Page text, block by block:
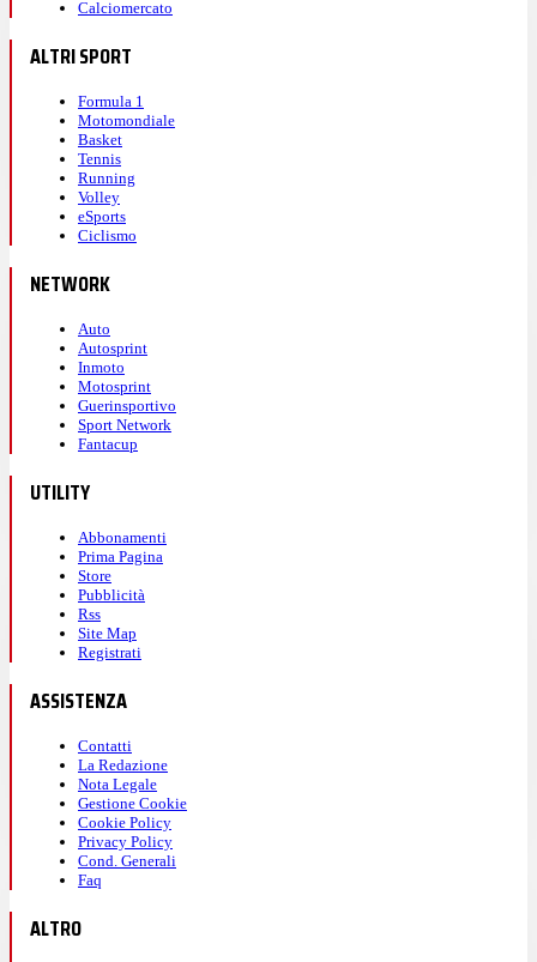
Calciomercato
ALTRI SPORT
Formula 1
Motomondiale
Basket
Tennis
Running
Volley
eSports
Ciclismo
NETWORK
Auto
Autosprint
Inmoto
Motosprint
Guerinsportivo
Sport Network
Fantacup
UTILITY
Abbonamenti
Prima Pagina
Store
Pubblicità
Rss
Site Map
Registrati
ASSISTENZA
Contatti
La Redazione
Nota Legale
Gestione Cookie
Cookie Policy
Privacy Policy
Cond. Generali
Faq
ALTRO